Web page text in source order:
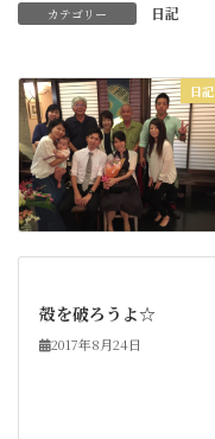
カテゴリー 日記
日記
殻を破ろうよ☆
2017年8月24日